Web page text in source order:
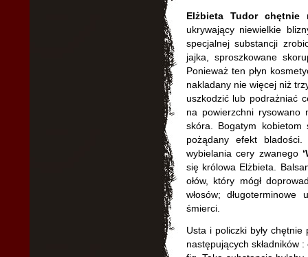
Elżbieta Tudor
chętnie
ukrywający niewielkie
specjalnej substancji
jajka, sproszkowane
Ponieważ ten płyn
nakladany nie więcej niż
uszkodzić lub podrażniać
na powierzchni rysowano
skóra. Bogatym
pożądany efekt
wybielania cery zwanego
się królowa Elżbieta.
ołów, który mógł
włosów;
śmierci.
Usta i policzki były
następujących składników